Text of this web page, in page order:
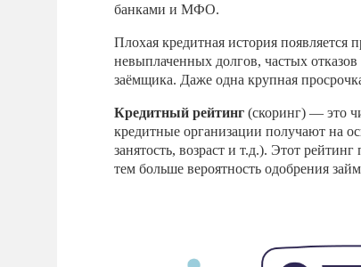
банками и МФО.
Плохая кредитная история
невыплаченных долгов, частых
заёмщика. Даже одна крупная
Кредитный рейтинг (скоринг) — это
кредитные организации получают на
занятость, возраст и т.д.). Этот
тем больше вероятность одобрения